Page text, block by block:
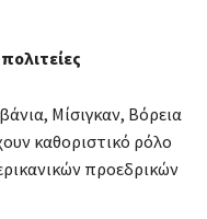
Μίσιγκαν, Βόρεια
καθοριστικό ρόλο
προεδρικών